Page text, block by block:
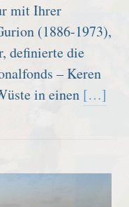
mit Ihrer
(1886-1973),
definierte die
– Keren
in einen […]